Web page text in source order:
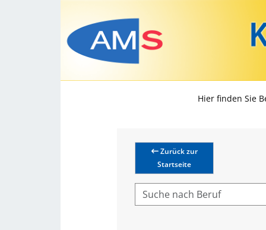
Hier finden Sie
Zurück zur
Startseite